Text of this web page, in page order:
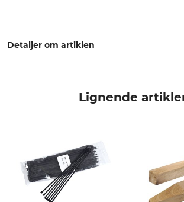
www.grube.de
Detaljer om artiklen
Lignende